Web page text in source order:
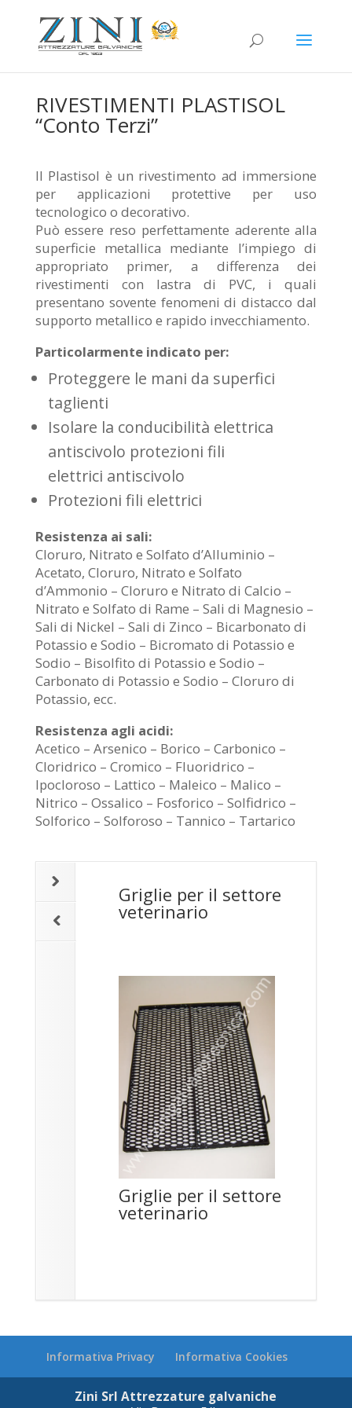
RIVESTIMENTI PLASTISOL
“Conto Terzi”
Il Plastisol è un rivestimento ad immersione
per applicazioni protettive per uso
tecnologico o decorativo.
Può essere reso perfettamente aderente alla
superficie metallica mediante l’impiego di
appropriato primer, a differenza dei
rivestimenti con lastra di PVC, i quali
presentano sovente fenomeni di distacco dal
supporto metallico e rapido invecchiamento.
Particolarmente indicato per:
Proteggere le mani da superfici
taglienti
Isolare la conducibilità elettrica
antiscivolo protezioni fili
elettrici antiscivolo
Protezioni fili elettrici
Resistenza ai sali:
Cloruro, Nitrato e Solfato d’Alluminio –
Acetato, Cloruro, Nitrato e Solfato
d’Ammonio – Cloruro e Nitrato di Calcio –
Nitrato e Solfato di Rame – Sali di Magnesio –
Sali di Nickel – Sali di Zinco – Bicarbonato di
Potassio e Sodio – Bicromato di Potassio e
Sodio – Bisolfito di Potassio e Sodio –
Carbonato di Potassio e Sodio – Cloruro di
Potassio, ecc.
Resistenza agli acidi:
Acetico – Arsenico – Borico – Carbonico –
Cloridrico – Cromico – Fluoridrico –
Ipocloroso – Lattico – Maleico – Malico –
Nitrico – Ossalico – Fosforico – Solfidrico –
Solforico – Solforoso – Tannico – Tartarico
Griglie per il settore
veterinario
Griglie per il settore
veterinario
Informativa Privacy Informativa Cookies
Zini Srl Attrezzature galvaniche